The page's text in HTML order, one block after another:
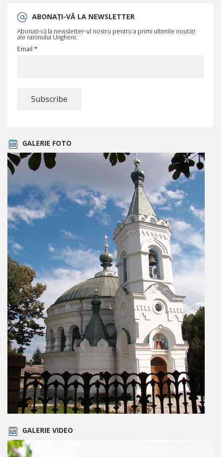
ABONAȚI-VĂ LA NEWSLETTER
Abonați-vă la newsletter-ul nostru pentru a primi ultimile noutăți
ale raionului Ungheni.
Email *
GALERIE FOTO
GALERIE VIDEO